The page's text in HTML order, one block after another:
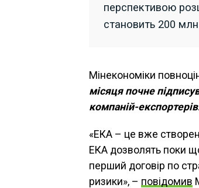
перспективою
становить 200 млн
Мінекономіки
місяця почне
компаній-експортерів.
«ЕКА – це вже
ЕКА дозволять поки
перший договір по
ризики», – повідомив